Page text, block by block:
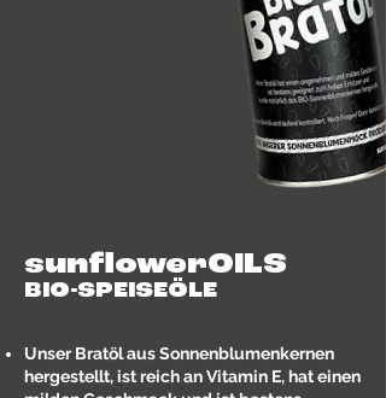
sunflowerOILS
BIO-SPEISEÖLE
Unser Bratöl aus Sonnenblumenkernen
hergestellt, ist reich an Vitamin E, hat einen